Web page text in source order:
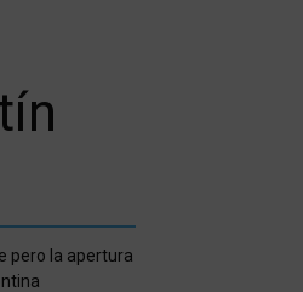
pero la apertura